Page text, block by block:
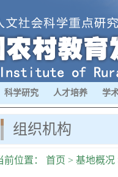
科学研究 人才培养 学
组织机构
前位置： 首页 > 基地概况